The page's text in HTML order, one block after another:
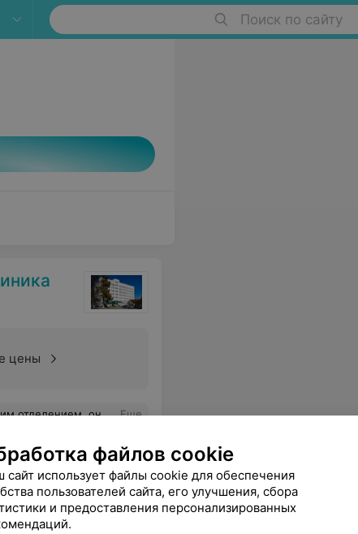
Поиск по сайту
цены
платную, там за деньги точно достанут. Еще
файлов cookie
сайт использует файлы cookie для обеспечения
пользователей сайта, его улучшения, сбора
и предоставления персонализированных